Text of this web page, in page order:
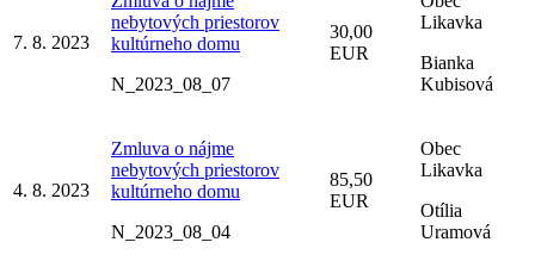
7. 8. 2023
nebytových priestorov
kultúrneho domu
N_2023_08_07
30,00
EUR
Likavka
Bianka
Kubisová
4. 8. 2023
Zmluva o nájme
nebytových priestorov
kultúrneho domu
N_2023_08_04
85,50
EUR
Obec
Likavka
Otília
Uramová